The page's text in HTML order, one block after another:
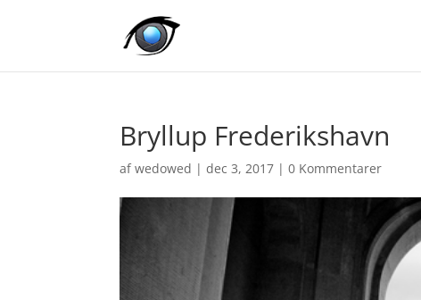
Bryllup Frederikshavn
afwedowed |dec 3, 2017 |0 Kommentarer